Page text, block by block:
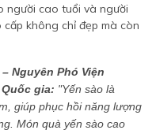
người cao tuổi và người
không chỉ đẹp mà còn
Nguyên Phó Viện
gia: "Yến sào là
giúp phục hồi năng lượng
Món quà yến sào cao